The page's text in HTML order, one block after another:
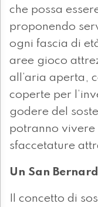
che possa
proponendo
ogni fascia di
aree gioco
all’aria aperta,
coperte per
godere del
potranno vivere
sfaccetature
Un San
Il concetto di